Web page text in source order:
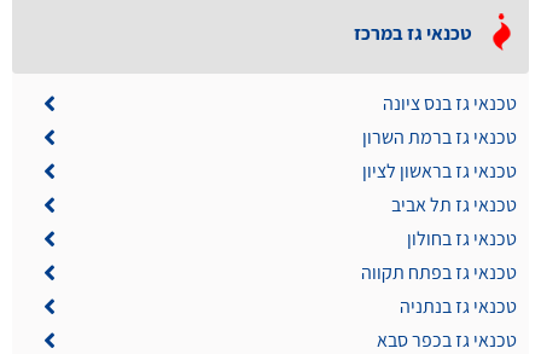
טכנאי גז במרכז
טכנאי גז בנס ציונה
טכנאי גז ברמת השרון
טכנאי גז בראשון לציון
טכנאי גז תל אביב
טכנאי גז בחולון
טכנאי גז בפתח תקווה
טכנאי גז בנתניה
טכנאי גז בכפר סבא